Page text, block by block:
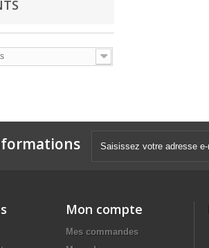
Mon compte
Mes commandes